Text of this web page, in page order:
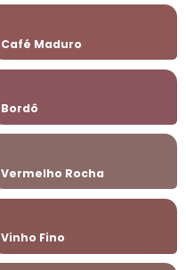
Café Maduro
Bordô
Vermelho Rocha
Vinho Fino